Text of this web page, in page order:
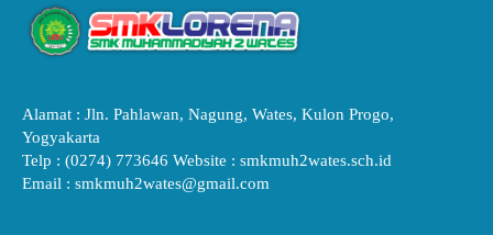
Alamat : Jln. Pahlawan, Nagung, Wates, Kulon Progo,
Yogyakarta
Telp : (0274) 773646 Website : smkmuh2wates.sch.id
Email : smkmuh2wates@gmail.com